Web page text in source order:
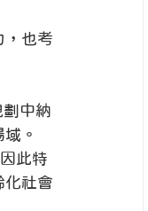
，也考
中納
。
此特
化社會